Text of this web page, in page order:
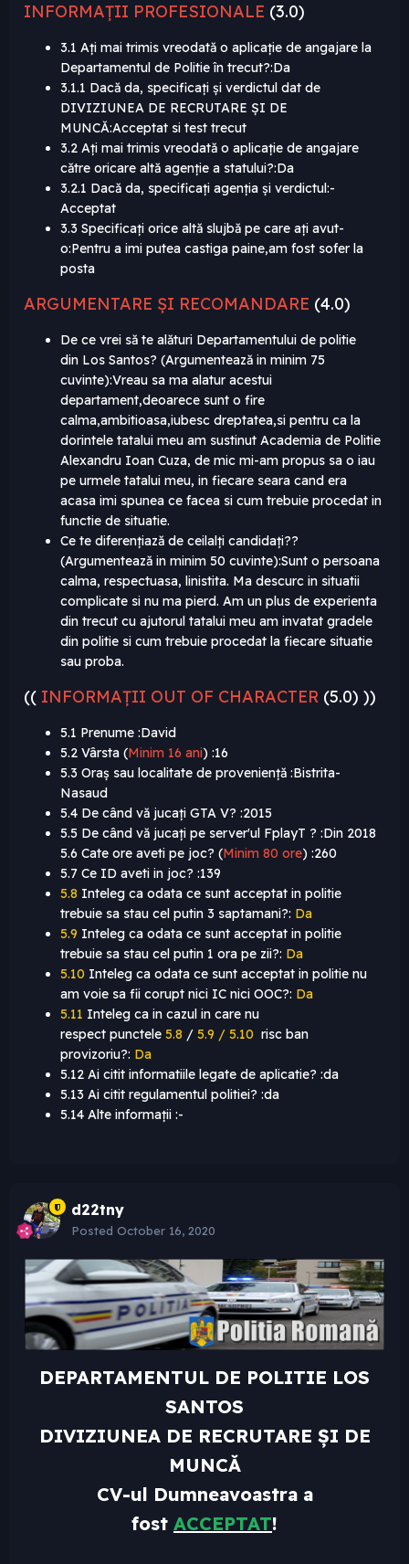
INFORMAȚII PROFESIONALE (3.0)
3.1 Ați mai trimis vreodată o aplicație de angajare la
Departamentul de Politie în trecut?:Da
3.1.1 Dacă da, specificați și verdictul dat de
DIVIZIUNEA DE RECRUTARE ȘI DE
MUNCĂ:Acceptat si test trecut
3.2 Ați mai trimis vreodată o aplicație de angajare
către oricare altă agenție a statului?:Da
3.2.1 Dacă da, specificați agenția și verdictul:-
Acceptat
3.3 Specificați orice altă slujbă pe care ați avut-
o:Pentru a imi putea castiga paine,am fost sofer la
posta
ARGUMENTARE ȘI RECOMANDARE (4.0)
De ce vrei să te alături Departamentului de politie
din Los Santos? (Argumentează in minim 75
cuvinte):Vreau sa ma alatur acestui
departament,deoarece sunt o fire
calma,ambitioasa,iubesc dreptatea,si pentru ca la
dorintele tatalui meu am sustinut Academia de Politie
Alexandru Ioan Cuza, de mic mi-am propus sa o iau
pe urmele tatalui meu, in fiecare seara cand era
acasa imi spunea ce facea si cum trebuie procedat in
functie de situatie.
Ce te diferențiază de ceilalți candidați??
(Argumentează in minim 50 cuvinte):Sunt o persoana
calma, respectuasa, linistita. Ma descurc in situatii
complicate si nu ma pierd. Am un plus de experienta
din trecut cu ajutorul tatalui meu am invatat gradele
din politie si cum trebuie procedat la fiecare situatie
sau proba.
(( INFORMAȚII OUT OF CHARACTER (5.0) ))
5.1 Prenume :David
5.2 Vârsta (Minim 16 ani) :16
5.3 Oraș sau localitate de proveniență :Bistrita-
Nasaud
5.4 De când vă jucați GTA V? :2015
5.5 De când vă jucați pe server'ul FplayT ? :Din 2018
5.6 Cate ore aveti pe joc? (Minim 80 ore) :260
5.7 Ce ID aveti in joc? :139
5.8 Inteleg ca odata ce sunt acceptat in politie
trebuie sa stau cel putin 3 saptamani?: Da
5.9 Inteleg ca odata ce sunt acceptat in politie
trebuie sa stau cel putin 1 ora pe zii?: Da
5.10 Inteleg ca odata ce sunt acceptat in politie nu
am voie sa fii corupt nici IC nici OOC?: Da
5.11 Inteleg ca in cazul in care nu
respect punctele 5.8 / 5.9 / 5.10 risc ban
provizoriu?: Da
5.12 Ai citit informatiile legate de aplicatie? :da
5.13 Ai citit regulamentul politiei? :da
5.14 Alte informații :-
d22tny
Posted October 16, 2020
DEPARTAMENTUL DE POLITIE LOS
SANTOS
DIVIZIUNEA DE RECRUTARE ȘI DE
MUNCĂ
CV-ul Dumneavoastra a
fost ACCEPTAT!